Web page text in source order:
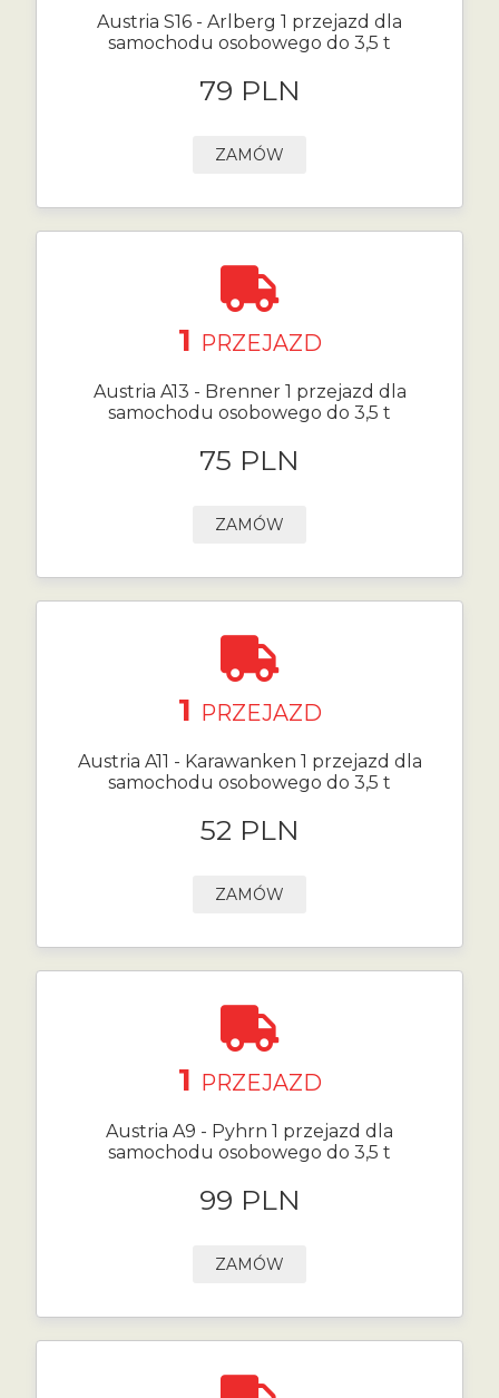
Austria S16 - Arlberg 1 przejazd dla
samochodu osobowego do 3,5 t
79 PLN
ZAMÓW
1 PRZEJAZD
Austria A13 - Brenner 1 przejazd dla
samochodu osobowego do 3,5 t
75 PLN
ZAMÓW
1 PRZEJAZD
Austria A11 - Karawanken 1 przejazd dla
samochodu osobowego do 3,5 t
52 PLN
ZAMÓW
1 PRZEJAZD
Austria A9 - Pyhrn 1 przejazd dla
samochodu osobowego do 3,5 t
99 PLN
ZAMÓW